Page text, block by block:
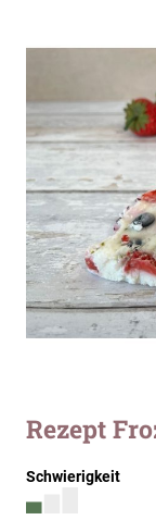
Bildergalerie
Zum
Anfang
Bildergalerie
springen
Rezept
Schwierigkeit